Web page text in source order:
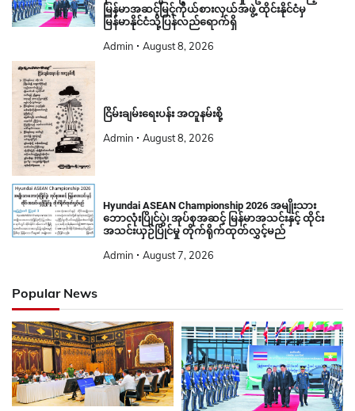
မြန်မာအဆင့်မြင့်ကိုယ်စားလှယ်အဖွဲ့ ထိုင်းနိုင်ငံမှ
မြန်မာနိုင်ငံသို့ပြန်လည်ရောက်ရှိ
Admin August 8, 2026
ငြိမ်းချမ်းရေးပန်း အတူနမ်းစို့
Admin August 8, 2026
Hyundai ASEAN Championship 2026 အမျိုးသား
ဘောလုံးပြိုင်ပွဲ၊ အုပ်စုအဆင့် မြန်မာအသင်းနှင့် ထိုင်း
အသင်းယှဉ်ပြိုင်မှု တိုက်ရိုက်ထုတ်လွှင့်မည်
Admin August 7, 2026
Popular News